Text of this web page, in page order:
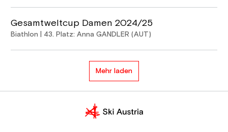
Gesamtweltcup Damen 2024/25
Biathlon | 43. Platz: Anna GANDLER (AUT)
Mehr laden